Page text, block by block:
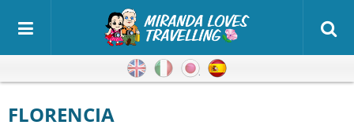
Inglés ItalianoJaponés
FLORENCIA